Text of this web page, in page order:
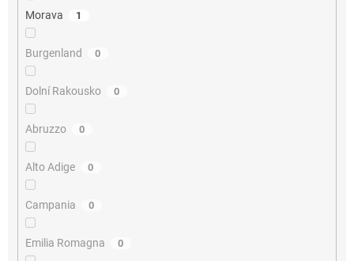
Morava 1
Burgenland 0
Dolní Rakousko 0
Abruzzo 0
Alto Adige 0
Campania 0
Emilia Romagna 0